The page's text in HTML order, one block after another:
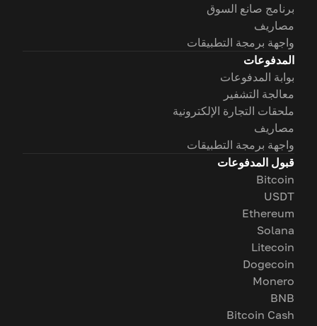
برنامج صانع السوق
مصاريف
واجهة برمجة التطبيقات
المدفوعات
بوابة المدفوعات
معالجة التشفير
ملحقات التجارة الإلكترونية
مصاريف
واجهة برمجة التطبيقات
قبول المدفوعات
Bitcoin
USDT
Ethereum
Solana
Litecoin
Dogecoin
Monero
BNB
Bitcoin Cash